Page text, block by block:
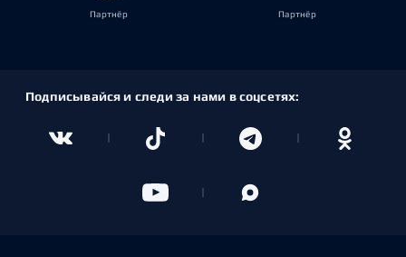
Партнёр Партнёр
Подписывайся и следи за нами в соцсетях: